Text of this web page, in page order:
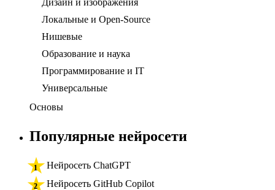
Дизайн и изображения
Локальные и Open-Source
Нишевые
Образование и наука
Программирование и IT
Универсальные
Основы
Популярные нейросети
Нейросеть ChatGPT
Нейросеть GitHub Copilot